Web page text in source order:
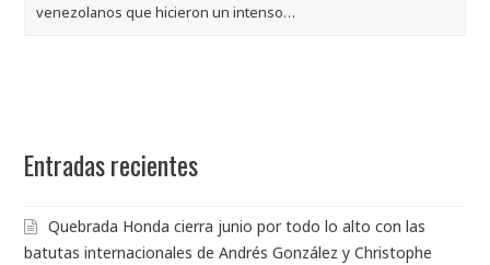
venezolanos que hicieron un intenso…
Entradas recientes
Quebrada Honda cierra junio por todo lo alto con las
batutas internacionales de Andrés González y Christophe